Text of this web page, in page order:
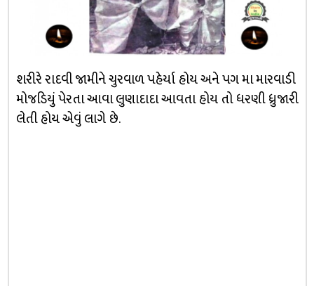
શરીરે રાદવી જામીને ચુરવાળ પહેર્યા હોય અને પગ મા મારવાડી
મોજડિયું પેરતા આવા લુણાદાદા આવતા હોય તો ધરણી ધ્રુજારી
લેતી હોય એવું લાગે છે.